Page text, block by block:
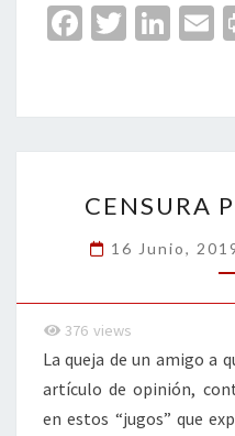
Fa
o
o
k
T
er
Li
dI
n
E
l
CENSURA
16 Junio,
376 views
La queja de un amigo a
artículo de opinión,
en estos “jugos” que